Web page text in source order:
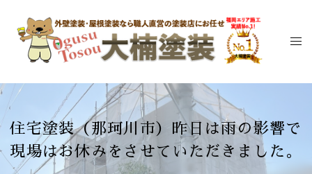
住宅塗装（那珂川市）昨日は雨の影響で
現場はお休みをさせていただきました。